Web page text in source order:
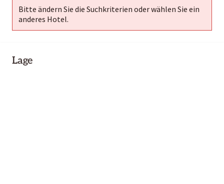
Bitte ändern Sie die Suchkriterien oder wählen Sie ein
anderes Hotel.
Lage